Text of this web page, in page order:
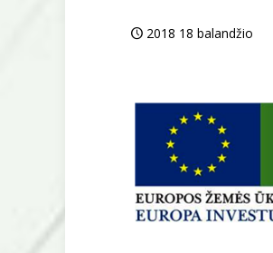
2018 18 balandžio